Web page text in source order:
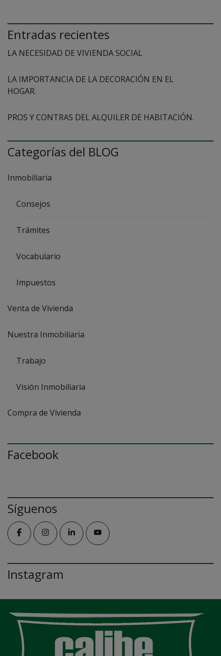
Entradas recientes
LA NECESIDAD DE VIVIENDA SOCIAL
LA IMPORTANCIA DE LA DECORACIÓN EN EL
HOGAR.
PROS Y CONTRAS DEL ALQUILER DE HABITACIÓN.
Categorías del BLOG
Inmobiliaria
Consejos
Trámites
Vocabulario
Impuestos
Venta de Vivienda
Nuestra Inmobiliaria
Trabajo
Visión Inmobiliaria
Compra de Vivienda
Facebook
Síguenos
Instagram